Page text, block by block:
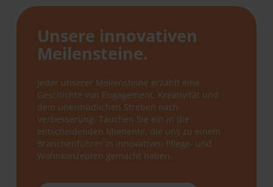
Unsere innovativen
Meilensteine.
Jeder unserer Meilensteine erzählt eine
Geschichte von Engagement, Kreativität und
dem unermüdlichen Streben nach
Verbesserung. Tauchen Sie ein in die
entscheidenden Momente, die uns zu einem
Branchenführer in innovativen Pflege- und
Wohnkonzepten gemacht haben.